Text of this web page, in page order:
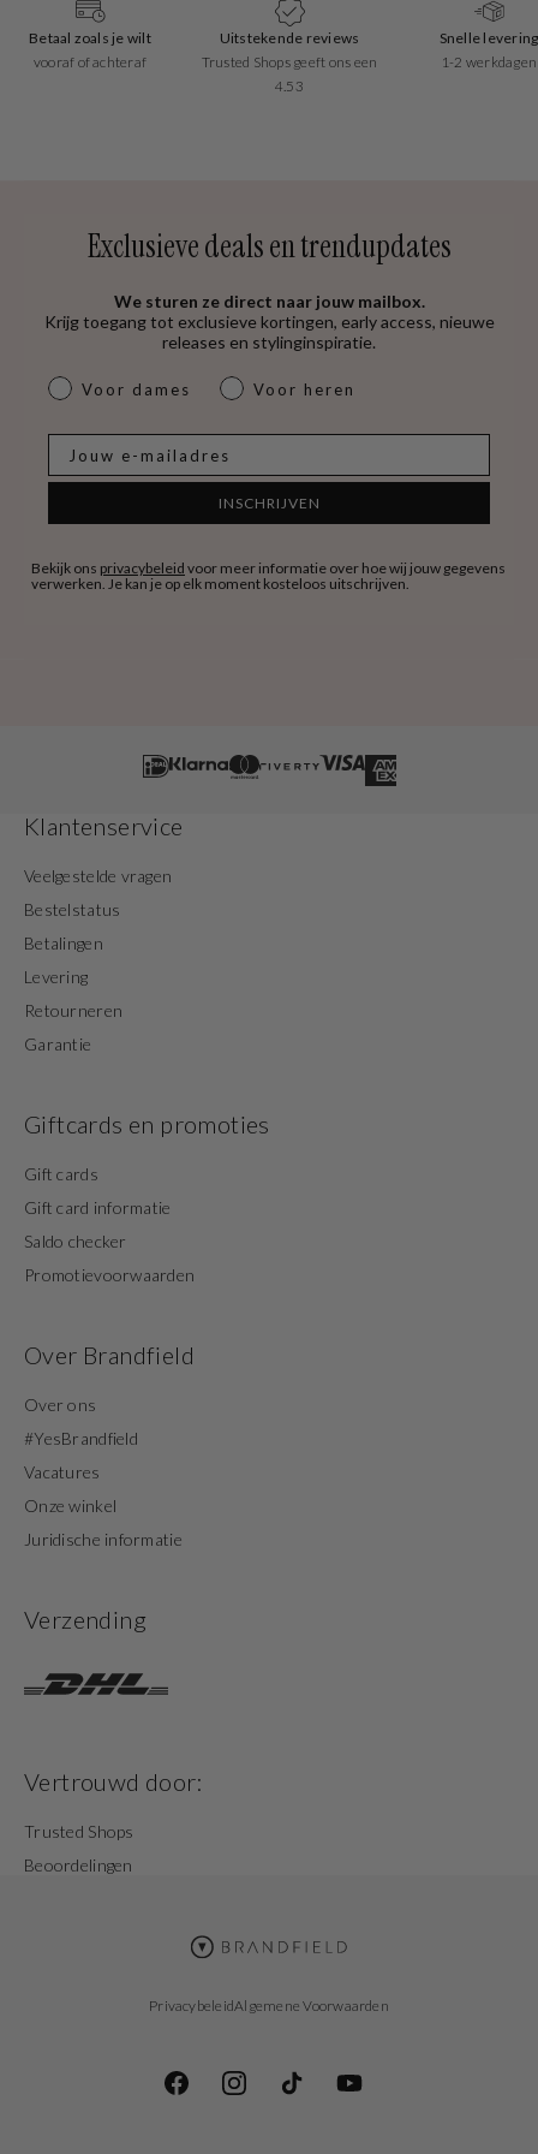
Betaal zoals je wilt
vooraf of achteraf
Uitstekende reviews
Trusted Shops geeft ons een
4.53
Snelle levering
1-2 werkdagen
Exclusieve deals en trendupdates
We sturen ze direct naar jouw mailbox.
Krijg toegang tot exclusieve kortingen, early access, nieuwe
releases en stylinginspiratie.
dames & heren
Voor dames Voor heren
INSCHRIJVEN
Bekijk ons privacybeleid voor meer informatie over hoe wij jouw gegevens
verwerken. Je kan je op elk moment kosteloos uitschrijven.
Klantenservice
Veelgestelde vragen
Bestelstatus
Betalingen
Levering
Retourneren
Garantie
Giftcards en promoties
Gift cards
Gift card informatie
Saldo checker
Promotievoorwaarden
Over Brandfield
Over ons
#YesBrandfield
Vacatures
Onze winkel
Juridische informatie
Verzending
Vertrouwd door:
Trusted Shops
Beoordelingen
PrivacybeleidAlgemene Voorwaarden
FacebookInstagramTikTok YouTube